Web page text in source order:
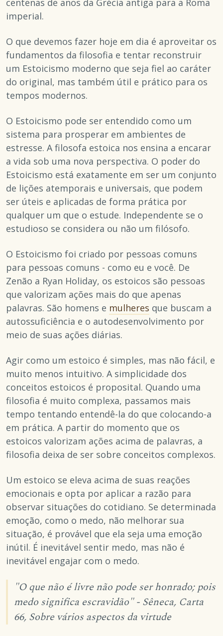
imperial.
O que devemos fazer hoje em dia é aproveitar os
fundamentos da filosofia e tentar reconstruir
um Estoicismo moderno que seja fiel ao caráter
do original, mas também útil e prático para os
tempos modernos.
O Estoicismo pode ser entendido como um
sistema para prosperar em ambientes de
estresse. A filosofa estoica nos ensina a encarar
a vida sob uma nova perspectiva. O poder do
Estoicismo está exatamente em ser um conjunto
de lições atemporais e universais, que podem
ser úteis e aplicadas de forma prática por
qualquer um que o estude. Independente se o
estudioso se considera ou não um filósofo.
O Estoicismo foi criado por pessoas comuns
para pessoas comuns - como eu e você. De
Zenão a Ryan Holiday, os estoicos são pessoas
que valorizam ações mais do que apenas
palavras. São homens e mulheres que buscam a
autossuficiência e o autodesenvolvimento por
meio de suas ações diárias.
Agir como um estoico é simples, mas não fácil, e
muito menos intuitivo. A simplicidade dos
conceitos estoicos é proposital. Quando uma
filosofia é muito complexa, passamos mais
tempo tentando entendê-la do que colocando-a
em prática. A partir do momento que os
estoicos valorizam ações acima de palavras, a
filosofia deixa de ser sobre conceitos complexos.
Um estoico se eleva acima de suas reações
emocionais e opta por aplicar a razão para
observar situações do cotidiano. Se determinada
emoção, como o medo, não melhorar sua
situação, é provável que ela seja uma emoção
inútil. É inevitável sentir medo, mas não é
inevitável engajar com o medo.
"O que não é livre não pode ser honrado; pois
medo significa escravidão" - Sêneca, Carta
66, Sobre vários aspectos da virtude